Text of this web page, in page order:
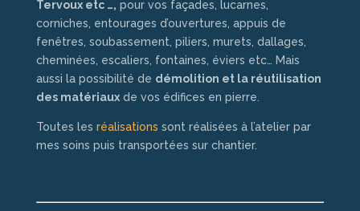
Tervoux etc …, pour vos façades, lucarnes,
corniches, entourages d’ouvertures, appuis de
fenêtres, soubassement, piliers, murets, dallages,
cheminées, escaliers, fontaines, éviers etc… Mais
aussi la possibilité de démolition et la réutilisation
des matériauxde vos édifices en pierre.
Toutes les réalisations sont réalisées à l’atelier par
mes soins puis transportées sur chantier.